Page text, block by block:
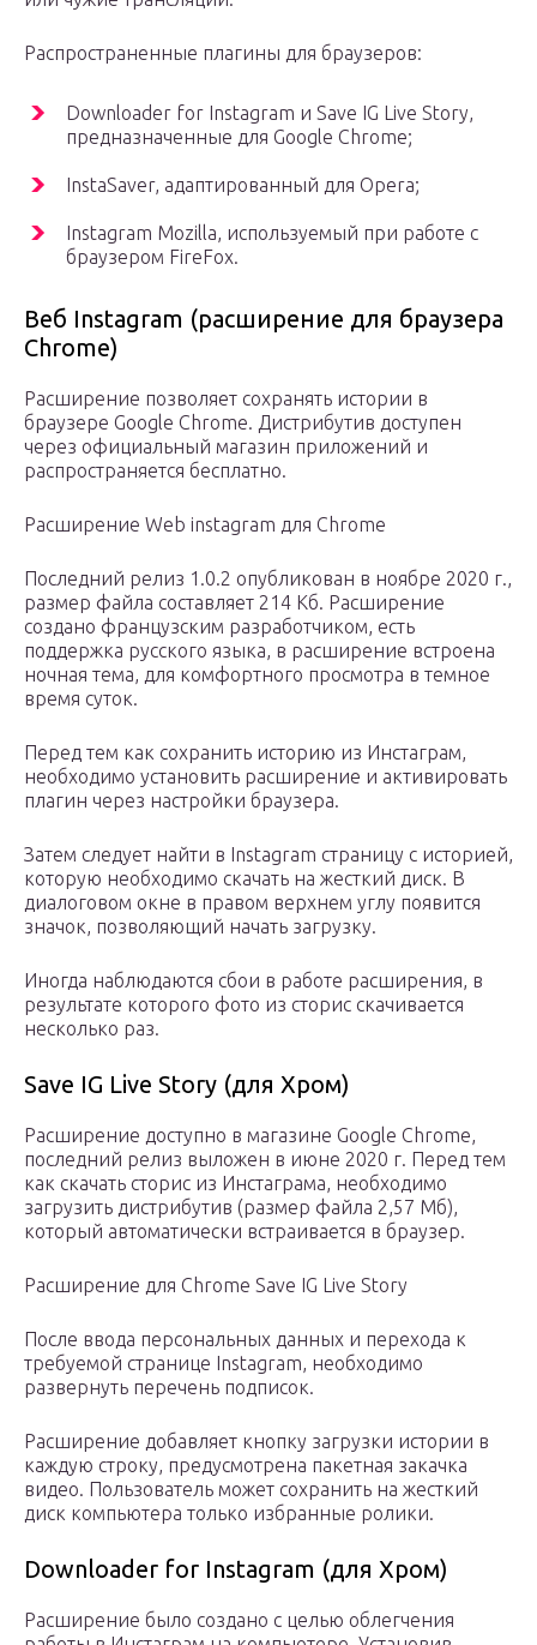
Распространенные плагины для браузеров:
Downloader for Instagram и Save IG Live Story,
предназначенные для Google Chrome;
InstaSaver, адаптированный для Opera;
Instagram Mozilla, используемый при работе с
браузером FireFox.
Веб Instagram (расширение для браузера
Chrome)
Расширение позволяет сохранять истории в
браузере Google Chrome. Дистрибутив доступен
через официальный магазин приложений и
распространяется бесплатно.
Расширение Web instagram для Chrome
Последний релиз 1.0.2 опубликован в ноябре 2020 г.,
размер файла составляет 214 Кб. Расширение
создано французским разработчиком, есть
поддержка русского языка, в расширение встроена
ночная тема, для комфортного просмотра в темное
время суток.
Перед тем как сохранить историю из Инстаграм,
необходимо установить расширение и активировать
плагин через настройки браузера.
Затем следует найти в Instagram страницу с историей,
которую необходимо скачать на жесткий диск. В
диалоговом окне в правом верхнем углу появится
значок, позволяющий начать загрузку.
Иногда наблюдаются сбои в работе расширения, в
результате которого фото из сторис скачивается
несколько раз.
Save IG Live Story (для Хром)
Расширение доступно в магазине Google Chrome,
последний релиз выложен в июне 2020 г. Перед тем
как скачать сторис из Инстаграма, необходимо
загрузить дистрибутив (размер файла 2,57 Мб),
который автоматически встраивается в браузер.
Расширение для Chrome Save IG Live Story
После ввода персональных данных и перехода к
требуемой странице Instagram, необходимо
развернуть перечень подписок.
Расширение добавляет кнопку загрузки истории в
каждую строку, предусмотрена пакетная закачка
видео. Пользователь может сохранить на жесткий
диск компьютера только избранные ролики.
Downloader for Instagram (для Хром)
Расширение было создано с целью облегчения